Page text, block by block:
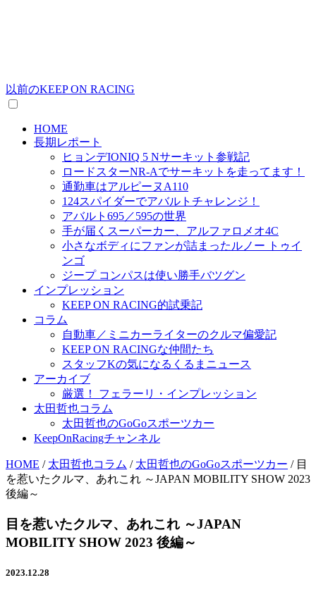
以前のKEEP ON RACING
HOME
長期レポート
ヒョンデIONIQ 5 Nサーキット参戦記
ロードスターNR-Aでサーキットを走ってます！
通勤車はアルピーヌA110
124スパイダーでアバルトチャレンジ！
アバルト695／595の世界
手が届くスーパーカー、アルファロメオ4C
小さなボディにファンが詰まったルノー トゥイ
ンゴ
ジープ コンパスは使い勝手バツグン
インプレッション
KEEP ON RACING的試乗記
コラム
自動車／ミニカーライターのクルマ偏愛記
KEEP ON RACINGな仲間たち
スタッフKの気になるくるまニュース
アーカイブ
厳選！ フェラーリ・インプレッション
太田哲也コラム
太田哲也のGoGoスポーツカー
KeepOnRacingチャンネル
HOME / 太田哲也コラム / 太田哲也のGoGoスポーツカー / 目
を惹いたクルマ、あれこれ ～JAPAN MOBILITY SHOW 2023
後編～
目を惹いたクルマ、あれこれ ～JAPAN
MOBILITY SHOW 2023 後編～
2023.12.28